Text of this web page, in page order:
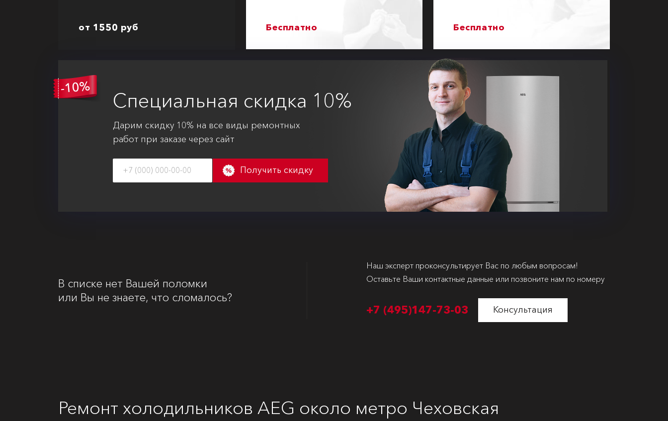
от 1550 руб Бесплатно Бесплатно
Специальная скидка 10%
Дарим скидку 10% на все виды ремонтных
работ при заказе через сайт
Получить скидку
В списке нет Вашей поломки
или Вы не знаете, что сломалось?
Наш эксперт проконсультирует Вас по любым вопросам!
Оставьте Ваши контактные данные или позвоните нам по номеру
+7 (495)147-73-03 Консультация
Ремонт холодильников AEG около метро Чеховская